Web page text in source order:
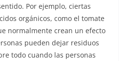
Por ejemplo, ciertas
orgánicos, como el tomate
normalmente crean un efecto
pueden dejar residuos
todo cuando las personas